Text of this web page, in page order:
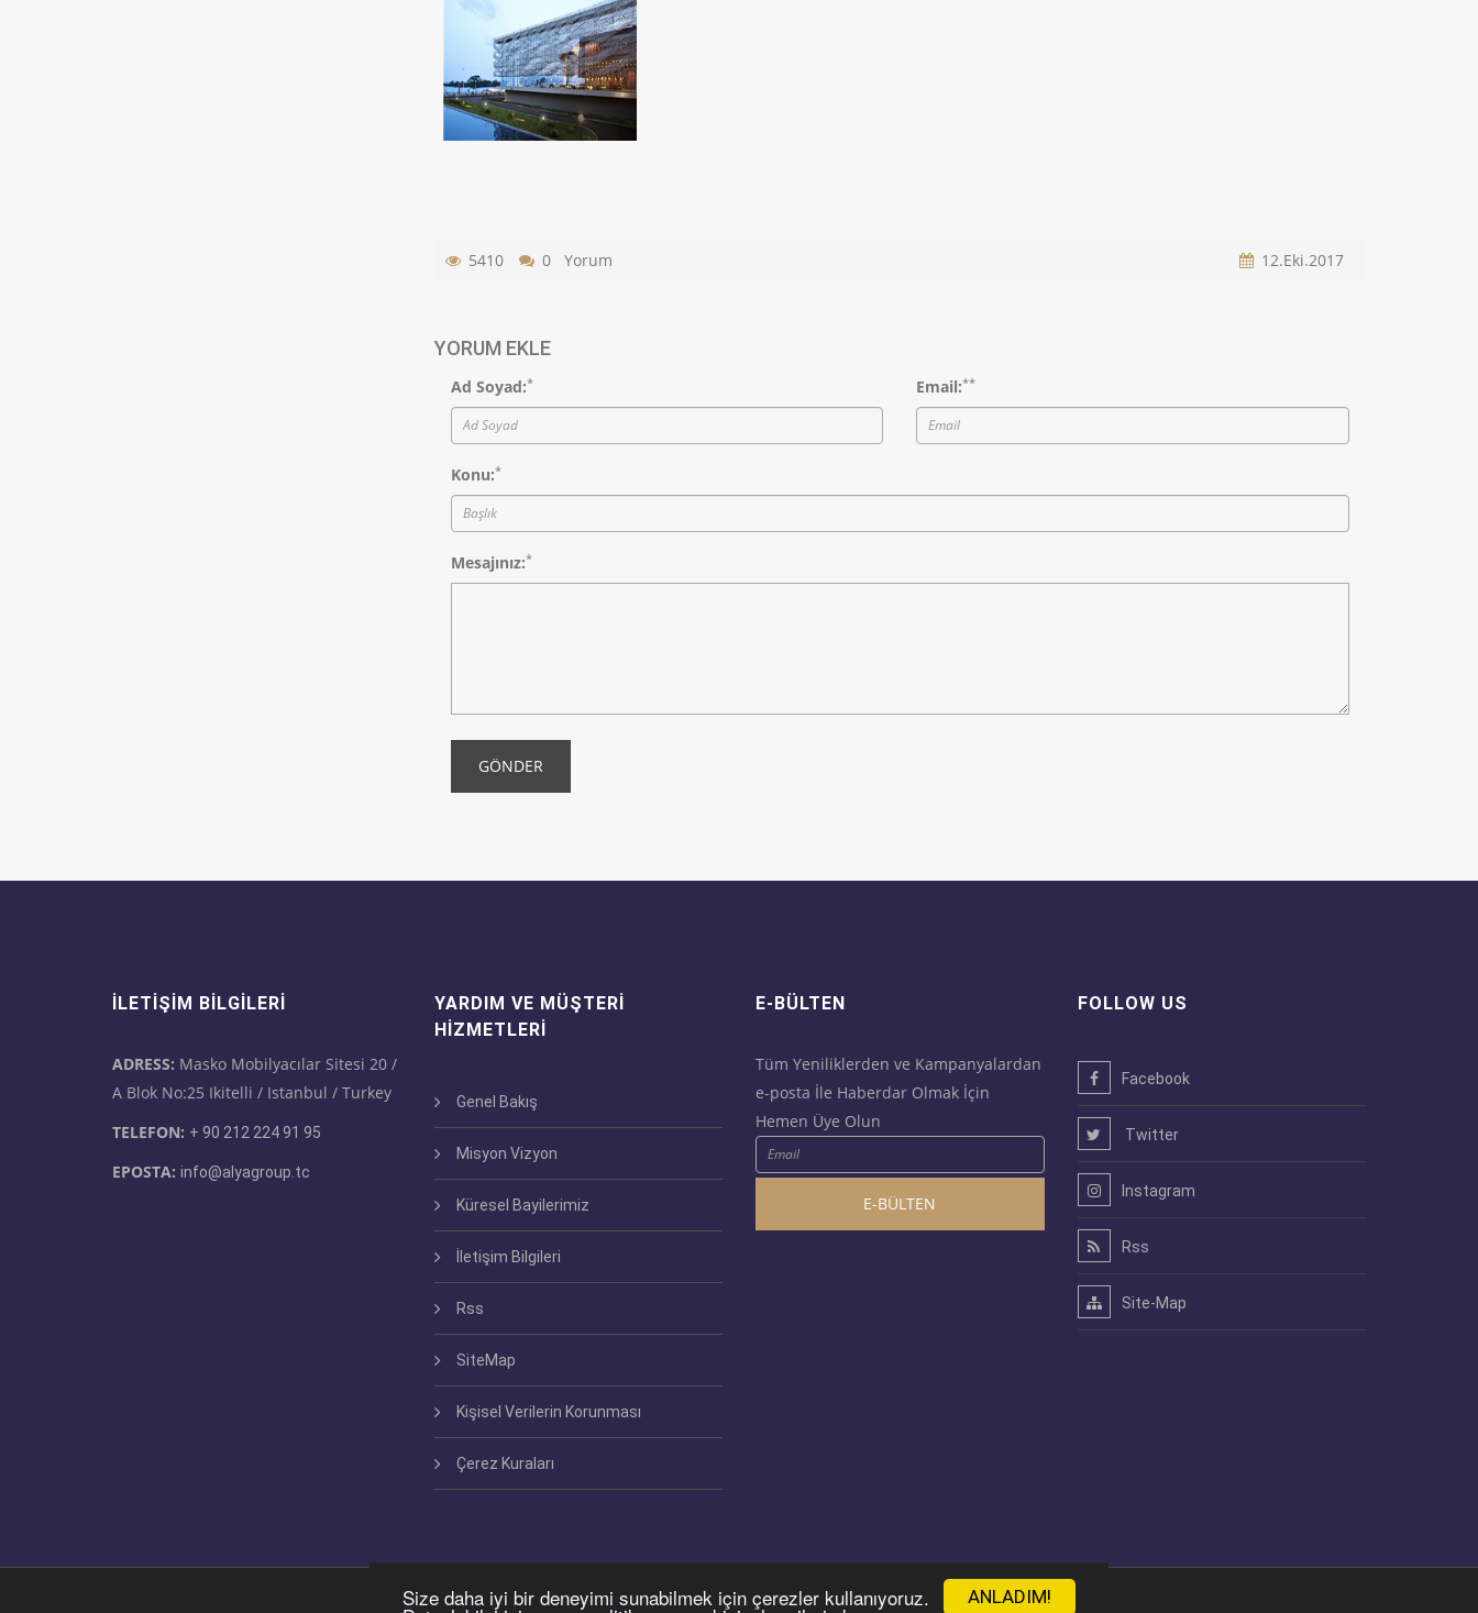
ANLADIM!
Size daha iyi bir deneyimi sunabilmek için çerezler kullanıyoruz.
5410 0 Yorum 12.Eki.2017
YORUM EKLE
Ad Soyad:* Email:**
Konu:*
Mesajınız:*
GÖNDER
İLETIŞIM BILGILERI
ADRESS: Masko Mobilyacılar Sitesi 20 /
A Blok No:25 Ikitelli / Istanbul / Turkey
TELEFON: + 90 212 224 91 95
EPOSTA: info@alyagroup.tc
YARDIM VE MÜŞTERI
HIZMETLERI
Genel Bakış
Misyon Vizyon
Küresel Bayilerimiz
İletişim Bilgileri
Rss
SiteMap
Kişisel Verilerin Korunması
Çerez Kuraları
E-BÜLTEN
Tüm Yeniliklerden ve Kampanyalardan
e-posta İle Haberdar Olmak İçin
Hemen Üye Olun
E-BÜLTEN
FOLLOW US
Facebook
Twitter
Instagram
Rss
Site-Map